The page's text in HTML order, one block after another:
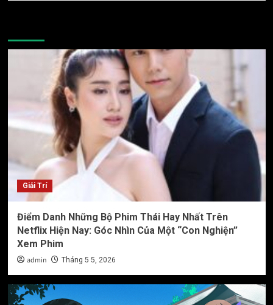
Giải Trí
Điểm Danh Những Bộ Phim Thái Hay Nhất Trên
Netflix Hiện Nay: Góc Nhìn Của Một “Con Nghiện”
Xem Phim
admin Tháng 5 5, 2026